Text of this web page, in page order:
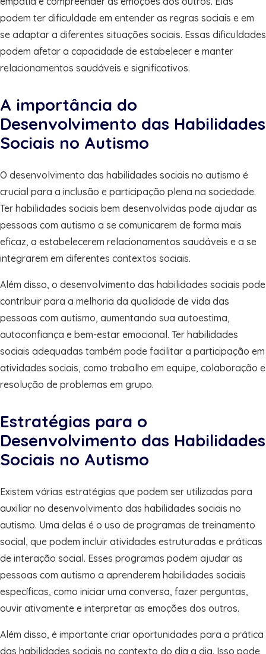
podem ter dificuldade em entender as regras sociais e em
se adaptar a diferentes situações sociais. Essas dificuldades
podem afetar a capacidade de estabelecer e manter
relacionamentos saudáveis e significativos.
A importância do
Desenvolvimento das Habilidades
Sociais no Autismo
O desenvolvimento das habilidades sociais no autismo é
crucial para a inclusão e participação plena na sociedade.
Ter habilidades sociais bem desenvolvidas pode ajudar as
pessoas com autismo a se comunicarem de forma mais
eficaz, a estabelecerem relacionamentos saudáveis e a se
integrarem em diferentes contextos sociais.
Além disso, o desenvolvimento das habilidades sociais pode
contribuir para a melhoria da qualidade de vida das
pessoas com autismo, aumentando sua autoestima,
autoconfiança e bem-estar emocional. Ter habilidades
sociais adequadas também pode facilitar a participação em
atividades sociais, como trabalho em equipe, colaboração e
resolução de problemas em grupo.
Estratégias para o
Desenvolvimento das Habilidades
Sociais no Autismo
Existem várias estratégias que podem ser utilizadas para
auxiliar no desenvolvimento das habilidades sociais no
autismo. Uma delas é o uso de programas de treinamento
social, que podem incluir atividades estruturadas e práticas
de interação social. Esses programas podem ajudar as
pessoas com autismo a aprenderem habilidades sociais
específicas, como iniciar uma conversa, fazer perguntas,
ouvir ativamente e interpretar as emoções dos outros.
Além disso, é importante criar oportunidades para a prática
das habilidades sociais no contexto do dia a dia. Isso pode